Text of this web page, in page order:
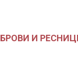
БРОВИ И